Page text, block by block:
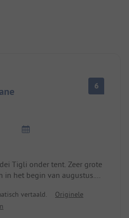
6
Tigli onder tent. Zeer grote
in het begin van augustus.
erg klein en beperkte
et douches chaudes
vertaald.
Originele